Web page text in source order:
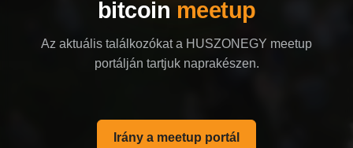
bitcoin meetup
Az aktuális találkozókat a HUSZONEGY meetup
portálján tartjuk naprakészen.
Irány a meetup portál